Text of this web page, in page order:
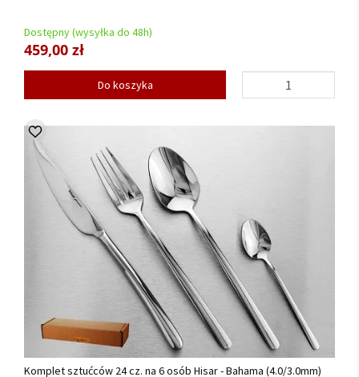
Dostępny (wysyłka do 48h)
459,00 zł
Do koszyka
Komplet sztućców 24 cz. na 6 osób Hisar - Bahama (4.0/3.0mm)